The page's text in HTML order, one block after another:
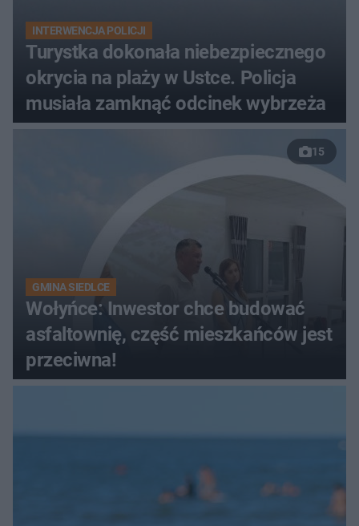
INTERWENCJA POLICJI
Turystka dokonała niebezpiecznego
okrycia na plaży w Ustce. Policja
musiała zamknąć odcinek wybrzeża
15
GMINA SIEDLCE
Wołyńce: Inwestor chce budować
asfaltownię, część mieszkańców jest
przeciwna!